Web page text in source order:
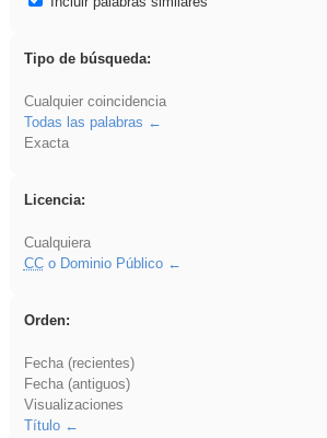
Tipo de búsqueda:
Cualquier coincidencia
Todas las palabras
Exacta
Licencia:
Cualquiera
CCo Dominio Público
Orden:
Fecha (recientes)
Fecha (antiguos)
Visualizaciones
Título